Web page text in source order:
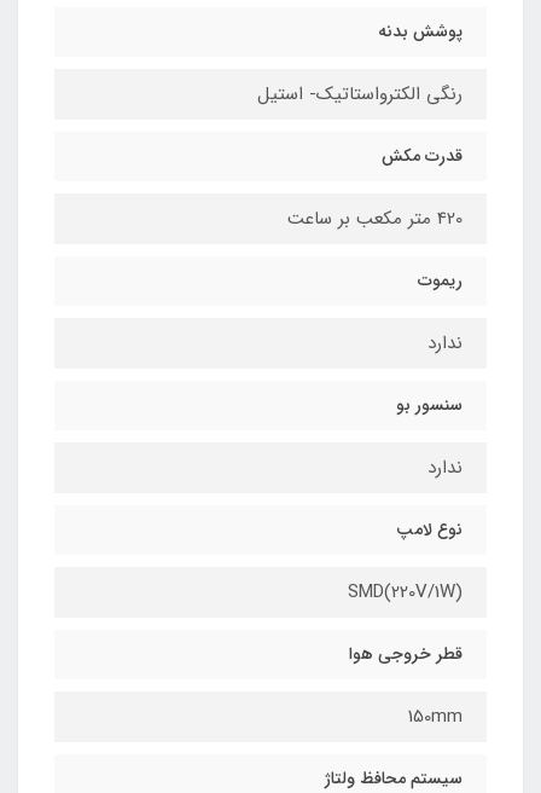
پوشش بدنه
رنگی الکترواستاتیک- استیل
قدرت مکش
420 متر مکعب بر ساعت
ریموت
ندارد
سنسور بو
ندارد
نوع لامپ
(SMD(220V/1W
قطر خروجی هوا
150mm
سیستم محافظ ولتاژ